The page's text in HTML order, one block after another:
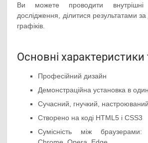
Ви можете проводити
дослідження, ділитися результатами
графіків.
Основні характеристики
Професійний дизайн
Демонстраційна установка в один
Сучасний, гнучкий,
Створено на коді HTML5 і CSS3
Сумісність між